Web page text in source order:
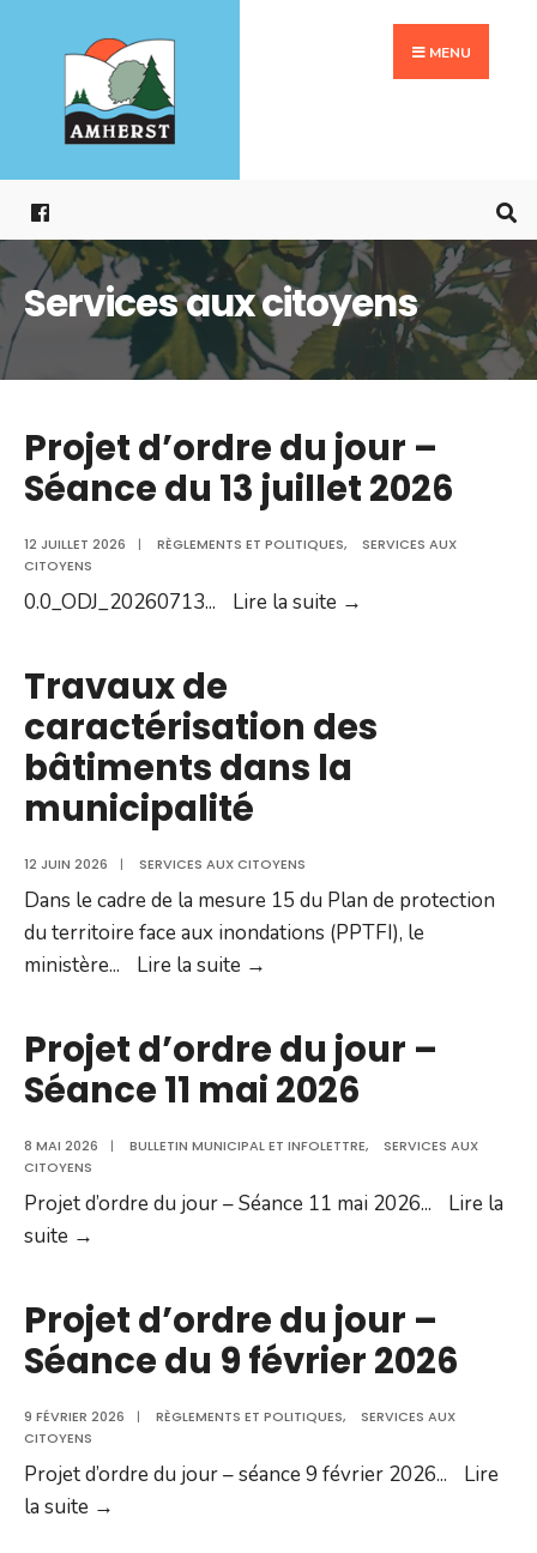
contenu
MENU
Services aux citoyens
Projet d’ordre du jour –
Séance du 13 juillet 2026
12 JUILLET 2026 | RÈGLEMENTS ET POLITIQUES,
SERVICES AUX
CITOYENS
0.0_ODJ_20260713... Lire la suite →
–
2026
Travaux de
caractérisation des
bâtiments dans la
municipalité
12 JUIN 2026 | SERVICES AUX CITOYENS
Dans le cadre de la mesure 15 du Plan de protection
du territoire face aux inondations (PPTFI), le
ministère... Lire la suite →
caractérisation
des
bâtiments
la
municipalité
Projet d’ordre du jour –
Séance 11 mai 2026
8 MAI 2026 | BULLETIN MUNICIPAL ET INFOLETTRE,
SERVICES AUX
CITOYENS
Projet d’ordre du jour – Séance 11 mai 2026...
Lire la
suite →
du
jour
–
11
mai
Projet d’ordre du jour –
Séance du 9 février 2026
9 FÉVRIER 2026 | RÈGLEMENTS ET POLITIQUES,
SERVICES AUX
CITOYENS
Projet d’ordre du jour – séance 9 février 2026...
Lire
la suite →
for: